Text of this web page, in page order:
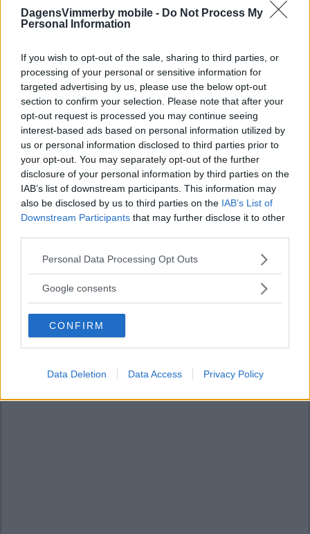
DagensVimmerby mobile - Do Not Process My
Personal Information
If you wish to opt-out of the sale, sharing to third parties, or
processing of your personal or sensitive information for
targeted advertising by us, please use the below opt-out
section to confirm your selection. Please note that after your
opt-out request is processed you may continue seeing
interest-based ads based on personal information utilized by
us or personal information disclosed to third parties prior to
your opt-out. You may separately opt-out of the further
disclosure of your personal information by third parties on the
IAB’s list of downstream participants. This information may
also be disclosed by us to third parties on the IAB’s List of
Downstream Participants that may further disclose it to other
Please note that this website/app uses one or more Google
not limited to your visit or usage behaviour. You may click to
use your data for below specified purposes in below Google
consent section.
Personal Data Processing Opt Outs
Google consents
CONFIRM
Data Deletion Data Access Privacy Policy